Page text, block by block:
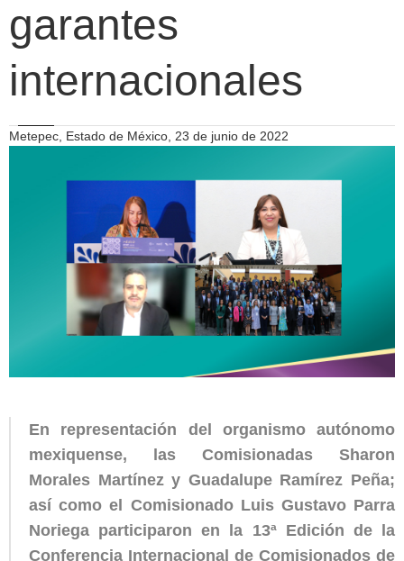
garantes
internacionales
Metepec, Estado de México, 23 de junio de 2022
En representación del organismo autónomo
mexiquense, las Comisionadas Sharon
Morales Martínez y Guadalupe Ramírez Peña;
así como el Comisionado Luis Gustavo Parra
Noriega participaron en la 13ª Edición de la
Conferencia Internacional de Comisionados de